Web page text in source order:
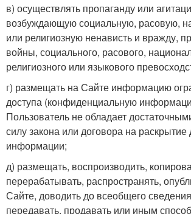
в) осуществлять пропаганду или
возбуждающую социальную, расовую,
или религиозную ненависть и вражду,
войны, социального, расового,
религиозного или языкового
г) размещать на Сайте информацию
доступа (конфиденциальную
Пользователь не обладает
силу закона или договора на раскрытие
информации;
д) размещать, воспроизводить,
перерабатывать, распространять,
Сайте, доводить до всеобщего
передавать, продавать или иным